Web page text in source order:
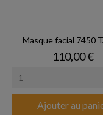
Masque facial 7450
Prix
110,00 €
Ajouter au